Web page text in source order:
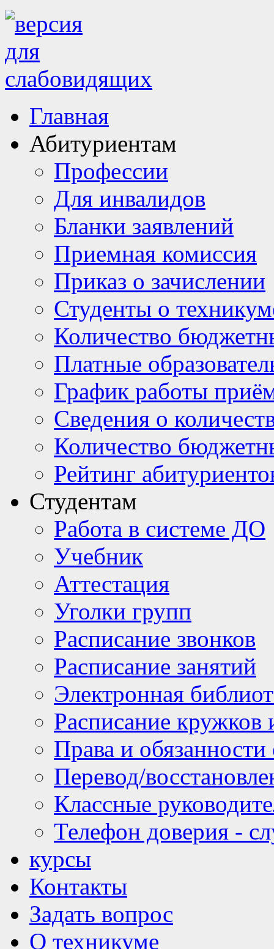
Главная
Абитуриентам
Профессии
Для инвалидов
Бланки заявлений
Приемная комиссия
Приказ о зачислении
Студенты о
Количество
Платные
График работы
Сведения о
Количество
Рейтинг
Студентам
Работа в системе ДО
Учебник
Аттестация
Уголки групп
Расписание звонков
Расписание занятий
Электронная
Расписание кружков
Права и
Перевод/
Классные
Телефон доверия -
курсы
Контакты
Задать вопрос
О техникуме